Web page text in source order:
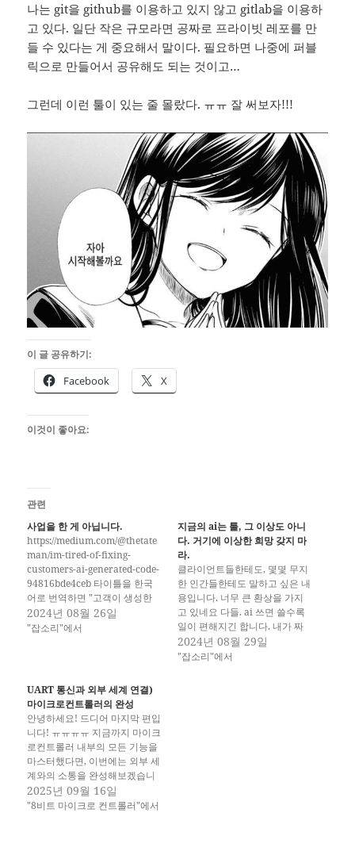
나는 git을 github를 이용하고 있지 않고 gitlab을 이용하
고 있다. 일단 작은 규모라면 공짜로 프라이빗 레포를 만
들 수 있다는 게 중요해서 말이다. 필요하면 나중에 퍼블
릭으로 만들어서 공유해도 되는 것이고…
그런데 이런 툴이 있는 줄 몰랐다. ㅠㅠ 잘 써보자!!!
이 글 공유하기:
Facebook X
이것이 좋아요:
관련
사업을 한 게 아닙니다.
https://medium.com/@thetate
man/im-tired-of-fixing-
customers-ai-generated-code-
94816bde4ceb 타이틀을 한국
어로 번역하면 "고객이 생성한
AI 코드를 수정하는 데 지쳤어
요" 라고 쯤 되겠다. geeknews
고객들은 자기들만의 솔루션에
맞춰서 이용할 수 있는 것을 전
제로 이용하려고 한다. 그렇기
때문에 저런 api나 SaaS 같은 수
준의 경우, 어느정도 커뮤니케이
션에 제약을 두지…
2024년 08월 26일
"잡소리"에서
지금의 ai는 툴, 그 이상도 아니
다. 거기에 이상한 희망 갖지 마
라.
클라이언트들한테도, 몇몇 무지
한 인간들한테도 말하고 싶은 내
용입니다. 너무 큰 환상을 가지
고 있네요 다들. ai 쓰면 쓸수록
일이 편해지긴 합니다. 내가 짜
고 싶은 형태의 엑셀 함수를 짠
다던가, 노가다 코드를 좀 더 간
2024년 08월 29일
"잡소리"에서
UART 통신과 외부 세계 연결)
마이크로컨트롤러의 완성
안녕하세요! 드디어 마지막 편입
니다! ㅠㅠㅠㅠ 지금까지 마이크
로컨트롤러 내부의 모든 기능을
마스터했다면, 이번에는 외부 세
계와의 소통을 완성해보겠습니
다. UART 시리얼 통신을 통해
컴퓨터와 데이터를 주고받고, 여
2025년 09월 16일
"8비트 마이크로 컨트롤러"에서